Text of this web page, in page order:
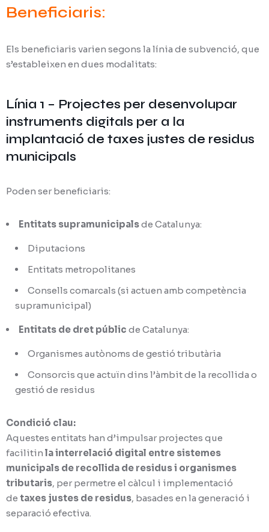
Beneficiaris:
Els beneficiaris varien segons la línia de subvenció, que
s’estableixen en dues modalitats:
Línia 1 – Projectes per desenvolupar
instruments digitals per a la
implantació de taxes justes de residus
municipals
Poden ser beneficiaris:
Entitats supramunicipalsde Catalunya:
Diputacions
Entitats metropolitanes
Consells comarcals (si actuen amb competència
supramunicipal)
Entitats de dret públic de Catalunya:
Organismes autònoms de gestió tributària
Consorcis que actuïn dins l’àmbit de la recollida o
gestió de residus
Condició clau:
Aquestes entitats han d’impulsar projectes que
facilitin la interrelació digital entre sistemes
municipals de recollida de residus i organismes
tributaris, per permetre el càlcul i implementació
de taxes justes de residus, basades en la generació i
separació efectiva.